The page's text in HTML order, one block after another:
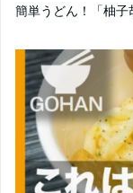
簡単うどん！「柚